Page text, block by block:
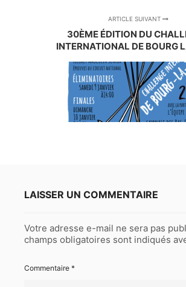
ARTICLE SUIVANT
30ÈME ÉDITION DU
INTERNATIONAL DE BOURG
LAISSER UN COMMENTAIRE
Votre adresse e-mail ne sera pas
champs obligatoires sont indiqués
Commentaire *